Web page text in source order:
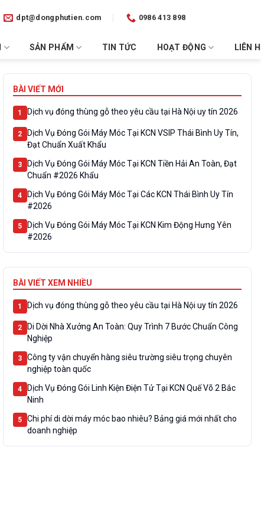
dpt@dongphutien.com 0986 413 898
SẢN PHẨM TIN TỨC HOẠT ĐỘNG LIÊN
BÀI VIẾT MỚI
1 Dịch vụ đóng thùng gỗ theo yêu cầu tại Hà Nội uy tín 2026
2
Dịch Vụ Đóng Gói Máy Móc Tại KCN VSIP Thái Bình Uy Tín,
Đạt Chuẩn Xuất Khẩu
3
Dịch Vụ Đóng Gói Máy Móc Tại KCN Tiền Hải An Toàn, Đạt
Chuẩn #2026 Khẩu
4
Dịch Vụ Đóng Gói Máy Móc Tại Các KCN Thái Bình Uy Tín
#2026
5
Dịch Vụ Đóng Gói Máy Móc Tại KCN Kim Động Hưng Yên
#2026
BÀI VIẾT XEM NHIỀU
1 Dịch vụ đóng thùng gỗ theo yêu cầu tại Hà Nội uy tín 2026
2
Di Dời Nhà Xưởng An Toàn: Quy Trình 7 Bước Chuẩn Công
Nghiệp
3
Công ty vận chuyển hàng siêu trường siêu trọng chuyên
nghiệp toàn quốc
4
Dịch Vụ Đóng Gói Linh Kiện Điện Tử Tại KCN Quế Võ 2 Bắc
Ninh
5
Chi phí di dời máy móc bao nhiêu? Bảng giá mới nhất cho
doanh nghiệp